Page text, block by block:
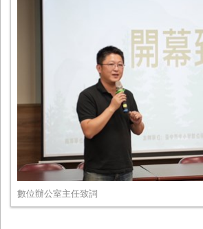
數位辦公室主任致詞